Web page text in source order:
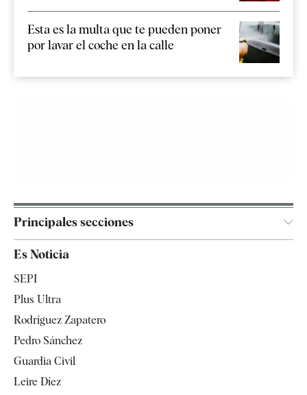
Esta es la multa que te pueden poner
por lavar el coche en la calle
Principales secciones
España
Televisión
Es Noticia
SEPI
Plus Ultra
Rodríguez Zapatero
Pedro Sánchez
Guardia Civil
Leire Díez